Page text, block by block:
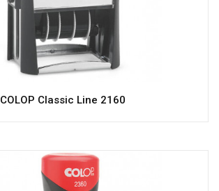
COLOP Classic Line 2160